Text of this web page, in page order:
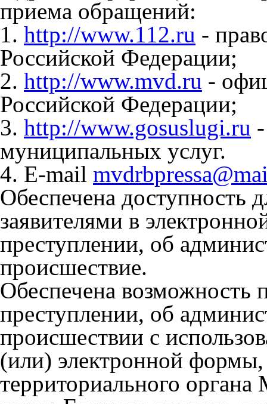
приема обращений:
1. http://www.112.ru -
Российской Федерации;
2. http://www.mvd.ru -
Российской Федерации;
3. http://www.gosuslugi.ru
муниципальных услуг.
4. E-mail
Обеспечена доступность
заявителями в
преступлении, об
происшествие.
Обеспечена возможность
преступлении, об
происшествии с
(или) электронной
территориального